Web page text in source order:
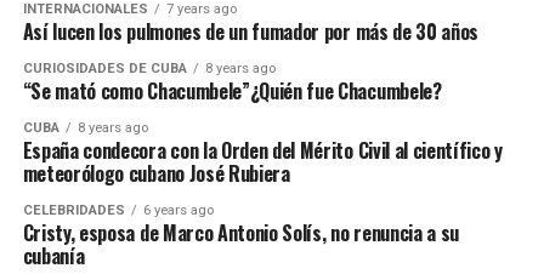
INTERNACIONALES 7 years ago
Así lucen los pulmones de un fumador por más de 30 años
CURIOSIDADES DE CUBA 8 years ago
“Se mató como Chacumbele”¿Quién fue Chacumbele?
CUBA 8 years ago
España condecora con la Orden del Mérito Civil al científico y
meteorólogo cubano José Rubiera
CELEBRIDADES 6 years ago
Cristy, esposa de Marco Antonio Solís, no renuncia a su
cubanía